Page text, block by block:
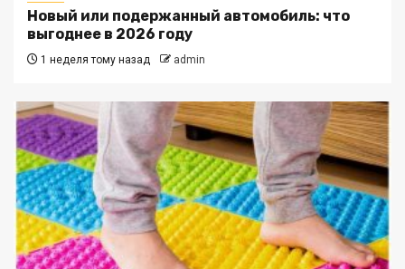
Новый или подержанный автомобиль: что
выгоднее в 2026 году
1 неделя тому назад admin